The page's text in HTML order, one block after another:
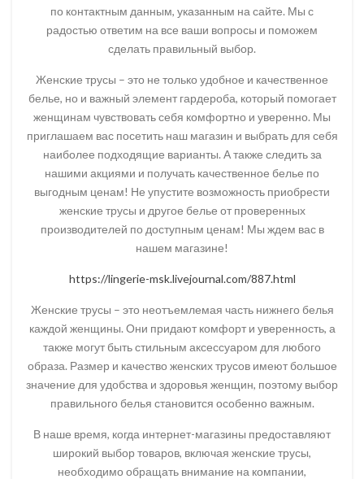
по контактным данным, указанным на сайте. Мы с
радостью ответим на все ваши вопросы и поможем
сделать правильный выбор.
Женские трусы – это не только удобное и качественное
белье, но и важный элемент гардероба, который помогает
женщинам чувствовать себя комфортно и уверенно. Мы
приглашаем вас посетить наш магазин и выбрать для себя
наиболее подходящие варианты. А также следить за
нашими акциями и получать качественное белье по
выгодным ценам! Не упустите возможность приобрести
женские трусы и другое белье от проверенных
производителей по доступным ценам! Мы ждем вас в
нашем магазине!
https://lingerie-msk.livejournal.com/887.html
Женские трусы – это неотъемлемая часть нижнего белья
каждой женщины. Они придают комфорт и уверенность, а
также могут быть стильным аксессуаром для любого
образа. Размер и качество женских трусов имеют большое
значение для удобства и здоровья женщин, поэтому выбор
правильного белья становится особенно важным.
В наше время, когда интернет-магазины предоставляют
широкий выбор товаров, включая женские трусы,
необходимо обращать внимание на компании,